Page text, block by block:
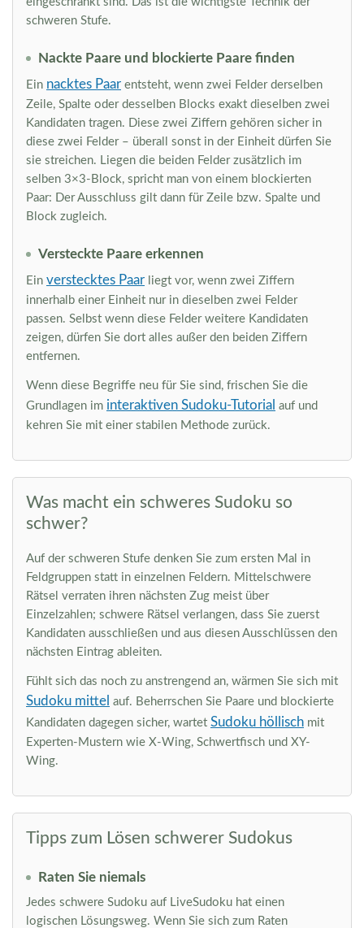
schweren Stufe.
Nackte Paare und blockierte Paare finden
Ein nacktes Paar entsteht, wenn zwei Felder derselben
Zeile, Spalte oder desselben Blocks exakt dieselben zwei
Kandidaten tragen. Diese zwei Ziffern gehören sicher in
diese zwei Felder – überall sonst in der Einheit dürfen Sie
sie streichen. Liegen die beiden Felder zusätzlich im
selben 3×3-Block, spricht man von einem blockierten
Paar: Der Ausschluss gilt dann für Zeile bzw. Spalte und
Block zugleich.
Versteckte Paare erkennen
Ein verstecktes Paar liegt vor, wenn zwei Ziffern
innerhalb einer Einheit nur in dieselben zwei Felder
passen. Selbst wenn diese Felder weitere Kandidaten
zeigen, dürfen Sie dort alles außer den beiden Ziffern
entfernen.
Wenn diese Begriffe neu für Sie sind, frischen Sie die
Grundlagen im interaktiven Sudoku-Tutorial auf und
kehren Sie mit einer stabilen Methode zurück.
Was macht ein schweres Sudoku so
schwer?
Auf der schweren Stufe denken Sie zum ersten Mal in
Feldgruppen statt in einzelnen Feldern. Mittelschwere
Rätsel verraten ihren nächsten Zug meist über
Einzelzahlen; schwere Rätsel verlangen, dass Sie zuerst
Kandidaten ausschließen und aus diesen Ausschlüssen den
nächsten Eintrag ableiten.
Fühlt sich das noch zu anstrengend an, wärmen Sie sich mit
Sudoku mittel auf. Beherrschen Sie Paare und blockierte
Kandidaten dagegen sicher, wartet Sudoku höllisch mit
Experten-Mustern wie X-Wing, Schwertfisch und XY-
Wing.
Tipps zum Lösen schwerer Sudokus
Raten Sie niemals
Jedes schwere Sudoku auf LiveSudoku hat einen
logischen Lösungsweg. Wenn Sie sich zum Raten